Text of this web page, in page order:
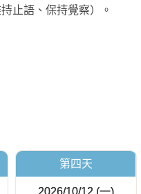
止語、保持覺察）。
第四天
2026/10/12 (一)